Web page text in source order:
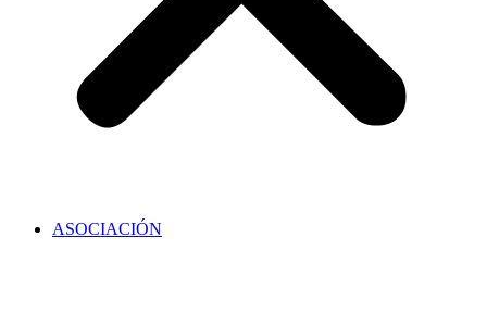
ASOCIACIÓN